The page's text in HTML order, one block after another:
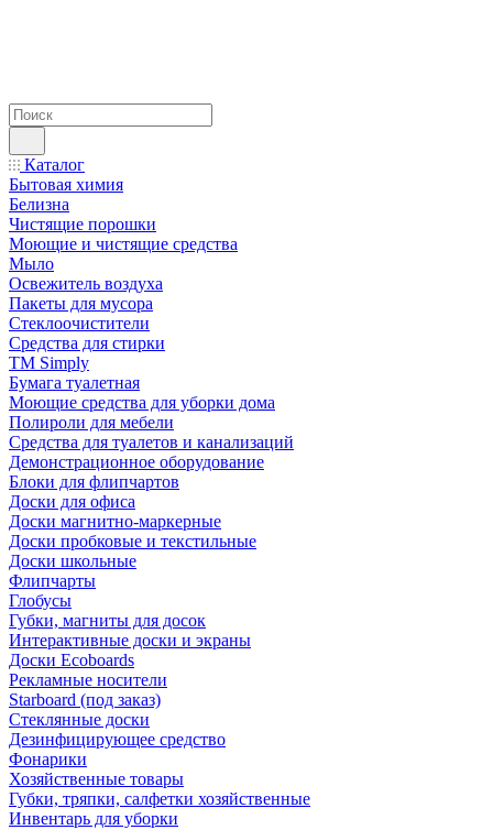
Каталог
Бытовая химия
Белизна
Чистящие порошки
Моющие и чистящие средства
Мыло
Освежитель воздуха
Пакеты для мусора
Стеклоочистители
Средства для стирки
TM Simply
Бумага туалетная
Моющие средства для уборки дома
Полироли для мебели
Средства для туалетов и канализаций
Демонстрационное оборудование
Блоки для флипчартов
Доски для офиса
Доски магнитно-маркерные
Доски пробковые и текстильные
Доски школьные
Флипчарты
Глобусы
Губки, магниты для досок
Интерактивные доски и экраны
Доски Ecoboards
Рекламные носители
Starboard (под заказ)
Стеклянные доски
Дезинфицирующее средство
Фонарики
Хозяйственные товары
Губки, тряпки, салфетки хозяйственные
Инвентарь для уборки